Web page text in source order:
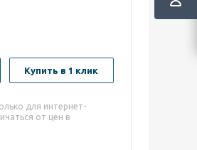
Купить в 1 клик
для интернет-
от цен в